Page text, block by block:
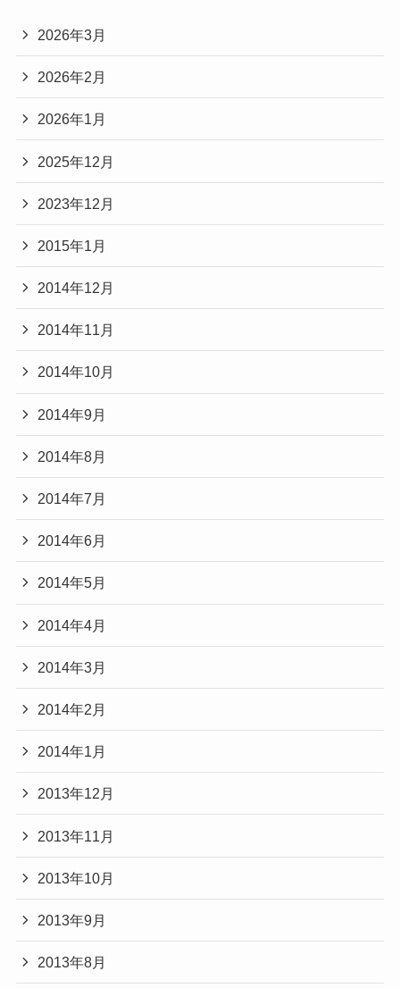
2026年3月
2026年2月
2026年1月
2025年12月
2023年12月
2015年1月
2014年12月
2014年11月
2014年10月
2014年9月
2014年8月
2014年7月
2014年6月
2014年5月
2014年4月
2014年3月
2014年2月
2014年1月
2013年12月
2013年11月
2013年10月
2013年9月
2013年8月